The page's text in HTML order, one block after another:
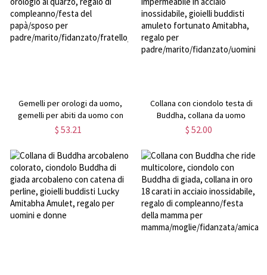
Gemelli per orologi da uomo,
gemelli per abiti da uomo con
orologio al quarzo, regalo di
papà/sposo per
padre/marito/fidanzato/fratello/amici
$ 53.21
Collana con ciondolo testa di
Buddha, collana da uomo
impermeabile in acciaio
amuleto fortunato Amitabha,
regalo per
padre/marito/fidanzato/uomini
$ 52.00